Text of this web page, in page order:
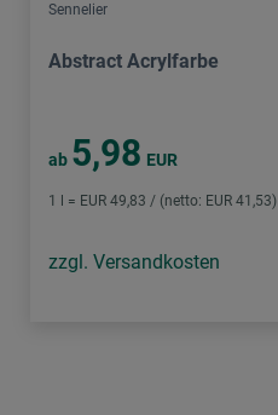
Sennelier
Abstract Acrylfarbe
ab 5,98 EUR
1 l = EUR 49,83 / (netto: EUR 41,53)
zzgl. Versandkosten